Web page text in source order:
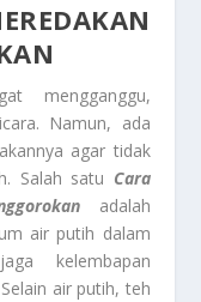
mengganggu,
Namun, ada
agar tidak
Salah satu Cara
adalah
air putih dalam
kelembapan
air putih, teh